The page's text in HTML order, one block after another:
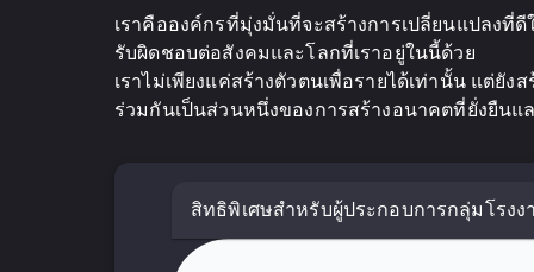
เราคือองค์กรที่มุ่งมั่นที่จะสร้างการเปลี่ยนแปลงที่
รับผิดชอบต่อสังคมและโลกที่เราอยู่ในนี้ด้วย
เราไม่เพียงแค่สร้างตัวตนเพื่อรายได้เท่านั้น แต่ยั
ร่วมกันเป็นส่วนหนึ่งของการสร้างอนาคตที่ยั่งยืนแ
สิทธิพิเศษสำหรับผู้ประกอบการกลุ่มโรงง